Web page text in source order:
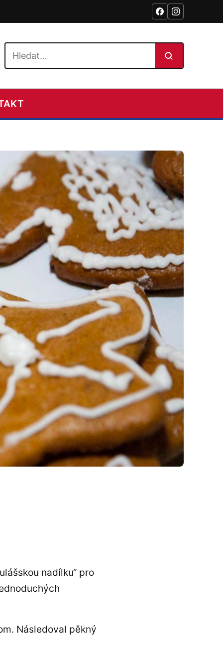
nadílku“ pro
Následoval pěkný